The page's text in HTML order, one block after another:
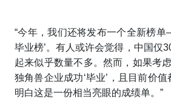
“今年，我们还将发布一个全新榜
毕业榜’。有人或许会觉得，中国仅
起来似乎数量不多。然而，如果考
独角兽企业成功‘毕业’，且目前价
明白这是一份相当亮眼的成绩单。”